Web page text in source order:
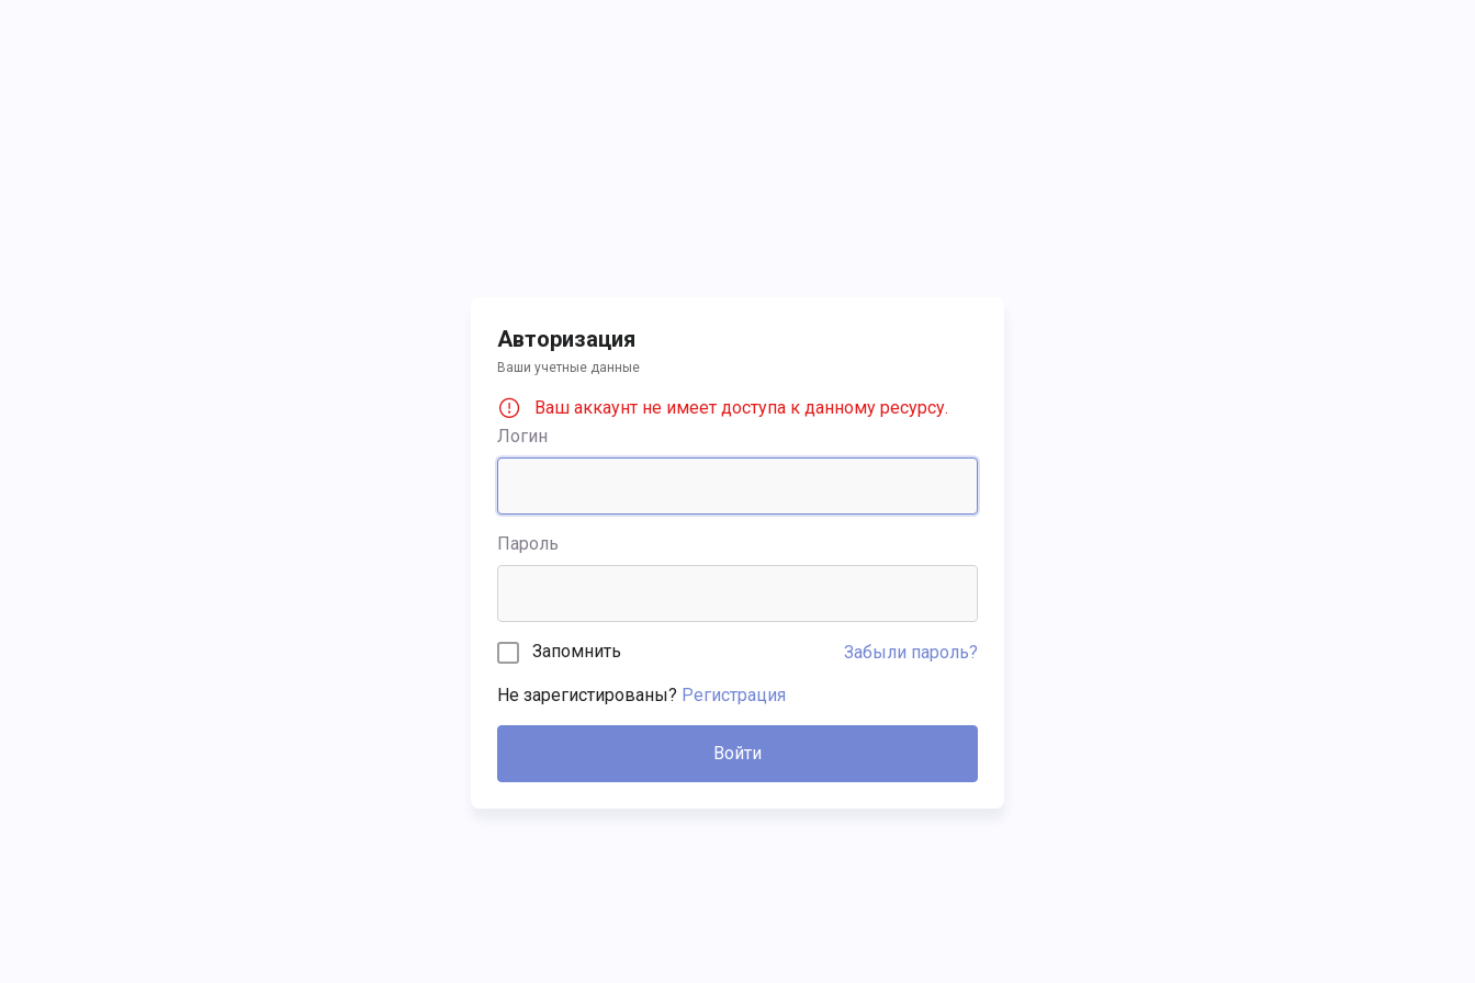
Авторизация
Ваши учетные данные
Ваш аккаунт не имеет доступа к данному ресурсу.
Логин
Пароль
Запомнить Забыли пароль?
Не зарегистированы? Регистрация